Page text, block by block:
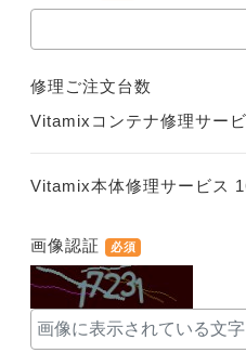
修理ご注文台数
Vitamixコンテナ修理サー
Vitamix本体修理サービス
画像認証 必須